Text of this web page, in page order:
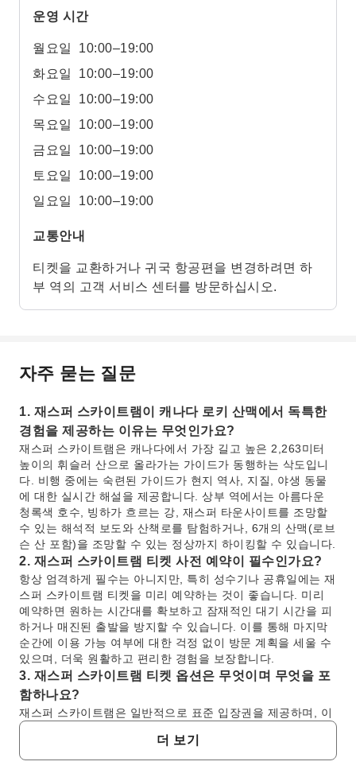
운영 시간
월요일
10:00–19:00
화요일
10:00–19:00
수요일
10:00–19:00
목요일
10:00–19:00
금요일
10:00–19:00
토요일
10:00–19:00
일요일
10:00–19:00
교통안내
티켓을 교환하거나 귀국 항공편을 변경하려면 하
부 역의 고객 서비스 센터를 방문하십시오.
자주 묻는 질문
1. 재스퍼 스카이트램이 캐나다 로키 산맥에서 독특한
경험을 제공하는 이유는 무엇인가요?
재스퍼 스카이트램은 캐나다에서 가장 길고 높은 2,263미터
높이의 휘슬러 산으로 올라가는 가이드가 동행하는 삭도입니
다. 비행 중에는 숙련된 가이드가 현지 역사, 지질, 야생 동물
에 대한 실시간 해설을 제공합니다. 상부 역에서는 아름다운
청록색 호수, 빙하가 흐르는 강, 재스퍼 타운사이트를 조망할
수 있는 해석적 보도와 산책로를 탐험하거나, 6개의 산맥(로브
슨 산 포함)을 조망할 수 있는 정상까지 하이킹할 수 있습니다.
2. 재스퍼 스카이트램 티켓 사전 예약이 필수인가요?
항상 엄격하게 필수는 아니지만, 특히 성수기나 공휴일에는 재
스퍼 스카이트램 티켓을 미리 예약하는 것이 좋습니다. 미리
예약하면 원하는 시간대를 확보하고 잠재적인 대기 시간을 피
하거나 매진된 출발을 방지할 수 있습니다. 이를 통해 마지막
순간에 이용 가능 여부에 대한 걱정 없이 방문 계획을 세울 수
있으며, 더욱 원활하고 편리한 경험을 보장합니다.
3. 재스퍼 스카이트램 티켓 옵션은 무엇이며 무엇을 포
함하나요?
재스퍼 스카이트램은 일반적으로 표준 입장권을 제공하며, 이
는 휘슬러 산 상부 역까지 왕복 삭도 탑승을 포함합니다. 이 티
켓으로 정상의 접근 가능한 해석적 보도와 실제 정상까지 이어
지는 하이킹 트레일을 이용할 수 있습니다. 특정 티켓 종류는
더 보기